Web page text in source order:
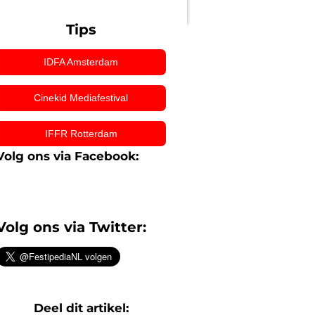
Tips
IDFA Amsterdam
Cinekid Mediafestival
IFFR Rotterdam
ons via Facebook:
ons via Twitter:
Deel dit artikel: